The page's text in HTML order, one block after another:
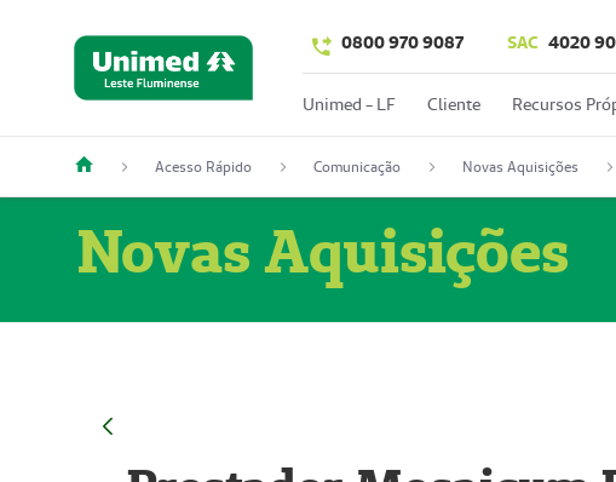
0800 970 9087 SAC 4020
Unimed - LF Cliente Recursos
Acesso Rápido Comunicação Novas Aquisições
Novas Aquisições